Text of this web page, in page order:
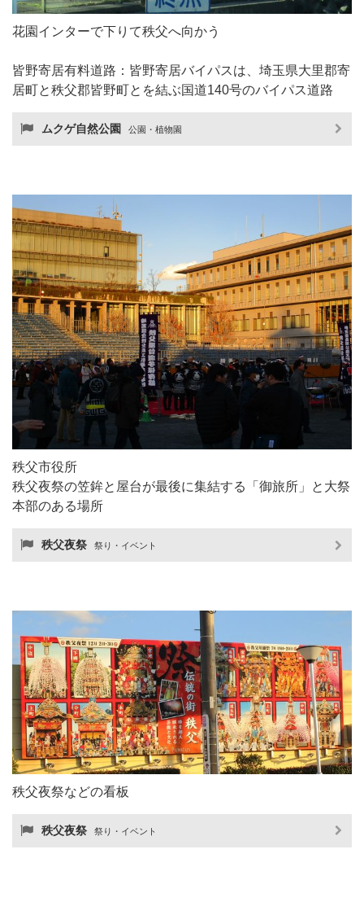
花園インターで下りて秩父へ向かう
皆野寄居有料道路：皆野寄居バイパスは、埼玉県大里郡寄
居町と秩父郡皆野町とを結ぶ国道140号のバイパス道路
ムクゲ自然公園 公園・植物園
秩父市役所
秩父夜祭の笠鉾と屋台が最後に集結する「御旅所」と大祭
本部のある場所
秩父夜祭 祭り・イベント
秩父夜祭などの看板
秩父夜祭 祭り・イベント